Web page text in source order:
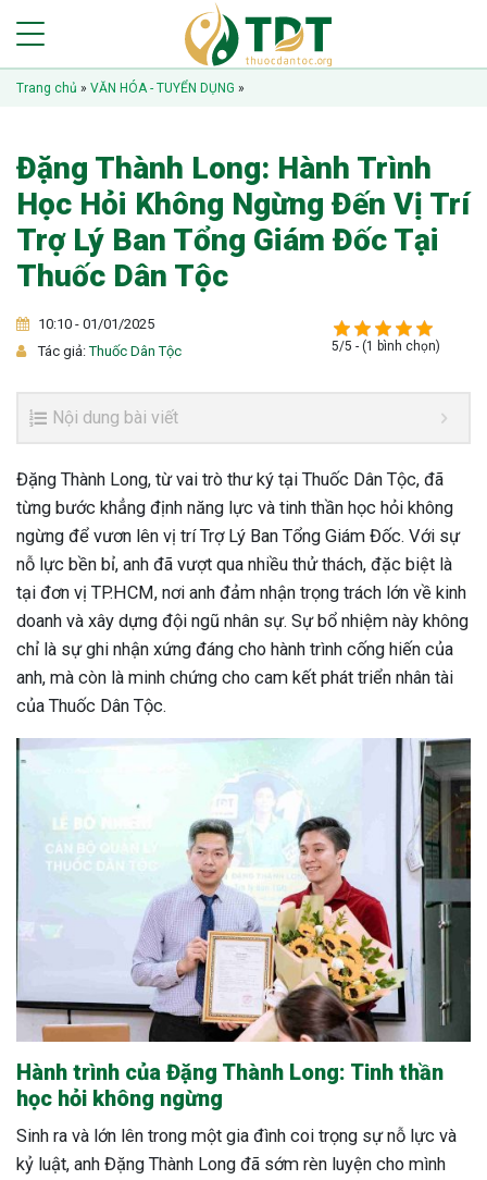
Trang chủ » VĂN HÓA - TUYỂN DỤNG »
Đặng Thành Long: Hành Trình
Học Hỏi Không Ngừng Đến Vị Trí
Trợ Lý Ban Tổng Giám Đốc Tại
Thuốc Dân Tộc
10:10 - 01/01/2025
Tác giả:Thuốc Dân Tộc 5/5 - (1 bình chọn)
Nội dung bài viết
Đặng Thành Long, từ vai trò thư ký tại Thuốc Dân Tộc, đã
từng bước khẳng định năng lực và tinh thần học hỏi không
ngừng để vươn lên vị trí Trợ Lý Ban Tổng Giám Đốc. Với sự
nỗ lực bền bỉ, anh đã vượt qua nhiều thử thách, đặc biệt là
tại đơn vị TP.HCM, nơi anh đảm nhận trọng trách lớn về kinh
doanh và xây dựng đội ngũ nhân sự. Sự bổ nhiệm này không
chỉ là sự ghi nhận xứng đáng cho hành trình cống hiến của
anh, mà còn là minh chứng cho cam kết phát triển nhân tài
của Thuốc Dân Tộc.
Hành trình của Đặng Thành Long: Tinh thần
học hỏi không ngừng
Sinh ra và lớn lên trong một gia đình coi trọng sự nỗ lực và
kỷ luật, anh Đặng Thành Long đã sớm rèn luyện cho mình